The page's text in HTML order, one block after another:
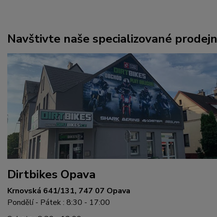
Navštivte naše specializované
Dirtbikes Opava
Krnovská 641/131, 747 07 Opava
Pondělí - Pátek : 8:30 - 17:00